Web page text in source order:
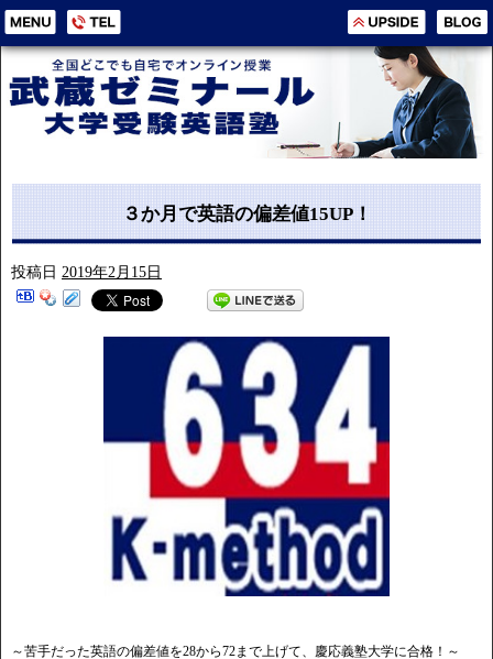
３か月で英語の偏差値15UP！
投稿日 2019年2月15日
～苦手だった英語の偏差値を28から72まで上げて、慶応義塾大学に合格！～